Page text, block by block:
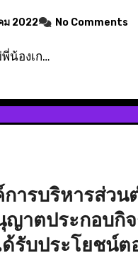
ม 2022 No Comments
น้องเก…
ารบริหารส่วน
าตประกอบกิ
ด้รับประโยชน์